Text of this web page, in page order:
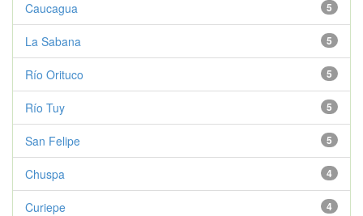
5
Caucagua
5
La Sabana
5
Río Orituco
5
Río Tuy
5
San Felipe
4
Chuspa
4
Curiepe